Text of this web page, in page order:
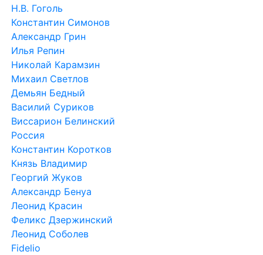
Н.В. Гоголь
Константин Симонов
Александр Грин
Илья Репин
Николай Карамзин
Михаил Светлов
Демьян Бедный
Василий Суриков
Виссарион Белинский
Россия
Константин Коротков
Князь Владимир
Георгий Жуков
Александр Бенуа
Леонид Красин
Феликс Дзержинский
Леонид Соболев
Fidelio